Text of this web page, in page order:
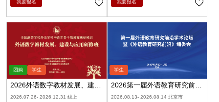
我要报名 我要报名
2026外语数字教材发展、建设
与应用（录播）
2026.07.26- 2026.12.31 线上
2026第一届外语教育研究前沿
学术论坛暨《外语教育研究前
2026.08.13- 2026.08.14 北京市